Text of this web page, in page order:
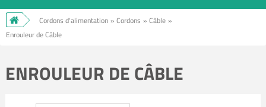
Cordons d'alimentation » Cordons » Câble »
Enrouleur de Câble
ENROULEUR DE CÂBLE